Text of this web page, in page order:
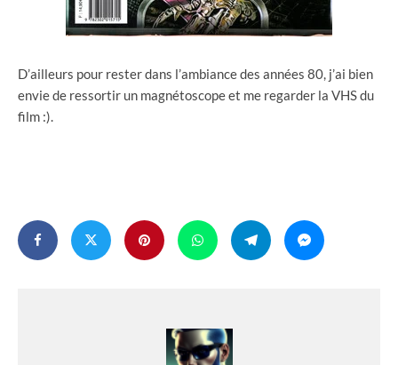
D’ailleurs pour rester dans l’ambiance des années 80, j’ai bien
envie de ressortir un magnétoscope et me regarder la VHS du
film :).